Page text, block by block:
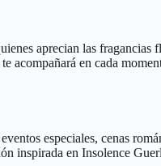
aprecian las fragancias
acompañará en cada
especiales, cenas
inspirada en Insolence